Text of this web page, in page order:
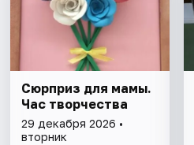
Сюрприз для мамы.
Час творчества
29 декабря 2026 •
вторник